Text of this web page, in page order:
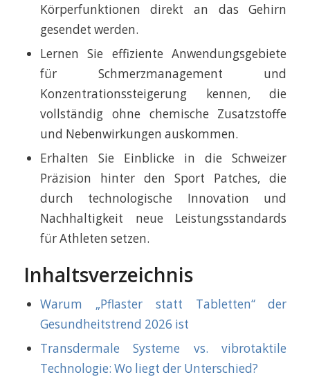
Körperfunktionen direkt an das Gehirn
gesendet werden.
Lernen Sie effiziente Anwendungsgebiete
für Schmerzmanagement und
Konzentrationssteigerung kennen, die
vollständig ohne chemische Zusatzstoffe
und Nebenwirkungen auskommen.
Erhalten Sie Einblicke in die Schweizer
Präzision hinter den Sport Patches, die
durch technologische Innovation und
Nachhaltigkeit neue Leistungsstandards
für Athleten setzen.
Inhaltsverzeichnis
Warum „Pflaster statt Tabletten“ der
Gesundheitstrend 2026 ist
Transdermale Systeme vs. vibrotaktile
Technologie: Wo liegt der Unterschied?